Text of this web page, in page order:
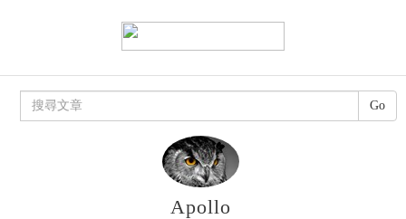
Apollo
Go